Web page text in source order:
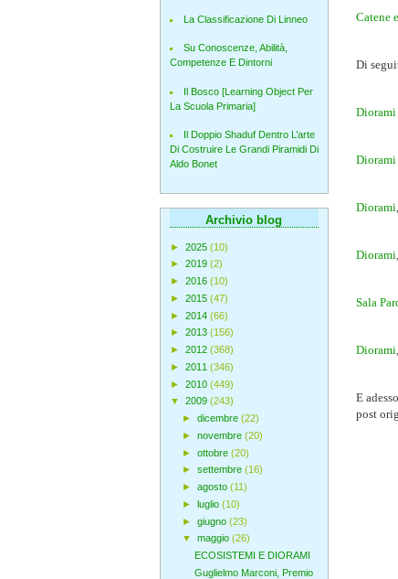
Catene
Di
Diorami
Diorami,
Diorami,
Sala
Diorami,
E
post
La Classificazione Di Linneo
Su Conoscenze, Abilità,
Competenze E Dintorni
Il Bosco [Learning Object Per
La Scuola Primaria]
Il Doppio Shaduf Dentro L’arte
Di Costruire Le Grandi Piramidi Di
Aldo Bonet
Archivio blog
► 2025 (10)
► 2019 (2)
► 2016 (10)
► 2015 (47)
► 2014 (66)
► 2013 (156)
► 2012 (368)
► 2011 (346)
► 2010 (449)
▼ 2009 (243)
► dicembre (22)
► novembre (20)
► ottobre (20)
► settembre (16)
► agosto (11)
► luglio (10)
► giugno (23)
▼ maggio (26)
ECOSISTEMI E DIORAMI
Guglielmo Marconi, Premio